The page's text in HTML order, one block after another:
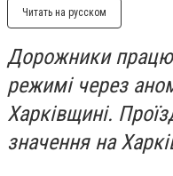
Читать на русском
Дорожники
режимі через
Харківщині.
значення на